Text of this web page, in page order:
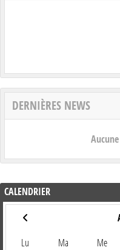
DERNIÈRES NEWS
CALENDRIER
Lu Ma Me